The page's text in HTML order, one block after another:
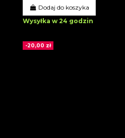
Dodaj do koszyka
Wysyłka w 24 godzin
-20,00 zł